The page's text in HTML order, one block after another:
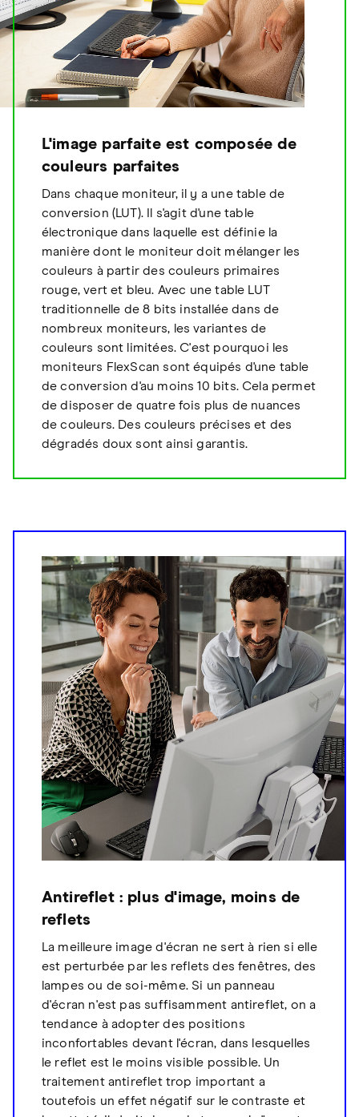
L'image parfaite est composée de
couleurs parfaites
Dans chaque moniteur, il y a une table de
conversion (LUT). Il s'agit d'une table
électronique dans laquelle est définie la
manière dont le moniteur doit mélanger les
couleurs à partir des couleurs primaires
rouge, vert et bleu. Avec une table LUT
traditionnelle de 8 bits installée dans de
nombreux moniteurs, les variantes de
couleurs sont limitées. C'est pourquoi les
moniteurs FlexScan sont équipés d'une table
de conversion d'au moins 10 bits. Cela permet
de disposer de quatre fois plus de nuances
de couleurs. Des couleurs précises et des
dégradés doux sont ainsi garantis.
Antireflet : plus d'image, moins de
reflets
La meilleure image d'écran ne sert à rien si elle
est perturbée par les reflets des fenêtres, des
lampes ou de soi-même. Si un panneau
d'écran n'est pas suffisamment antireflet, on a
tendance à adopter des positions
inconfortables devant l'écran, dans lesquelles
le reflet est le moins visible possible. Un
traitement antireflet trop important a
toutefois un effet négatif sur le contraste et